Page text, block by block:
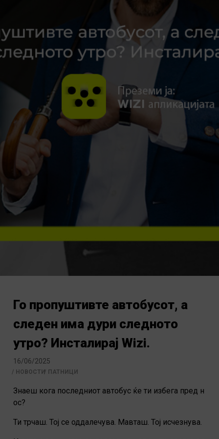
Го пропуштивте автобусот, а
следен има дури следното
утро? Инсталирај Wizi.
16/06/2025
НОВОСТИ ПАТНИЦИ
Знаеш кога последниот автобус ќе ти избега пред н
ос?
Ти трчаш. Тој се оддалечува. Мавташ. Тој исчезнува.